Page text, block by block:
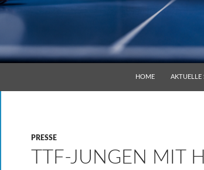
HOME
AKTUELLE
PRESSE
TTF-JUNGEN MIT